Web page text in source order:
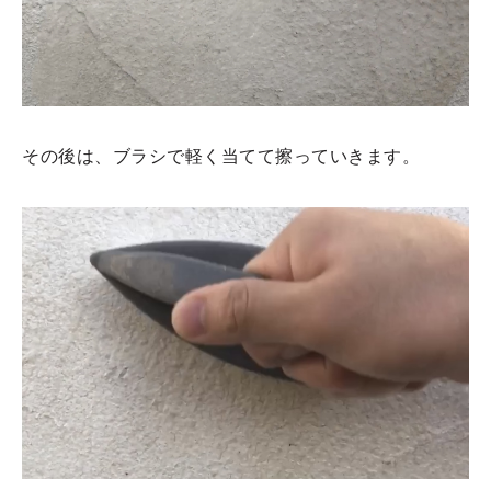
その後は、ブラシで軽く当てて擦っていきます。